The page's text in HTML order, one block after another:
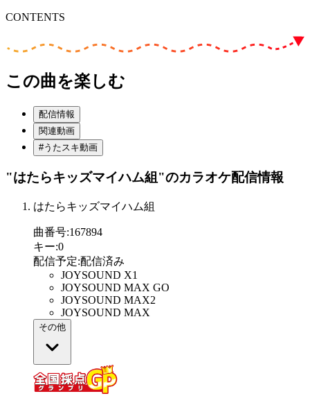
CONTENTS
この曲を楽しむ
配信情報
関連動画
#うたスキ動画
"はたらキッズマイハム組"のカラオケ配信情報
はたらキッズマイハム組
曲番号:167894
キー:0
配信予定:配信済み
JOYSOUND X1
JOYSOUND MAX GO
JOYSOUND MAX2
JOYSOUND MAX
その他